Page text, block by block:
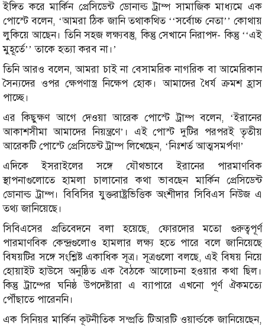
ইঙ্গিত করে মার্কিন প্রেসিডেন্ট ডোনাল্ড ট্রাম্প সামাজিক মাধ্যমে এক
পোস্টে বলেন, ‘আমরা ঠিক জানি তথাকথিত ‘‘সর্বোচ্চ নেতা’’ কোথায়
লুকিয়ে আছেন। তিনি সহজ লক্ষ্যবস্তু, কিন্তু সেখানে নিরাপদ- কিন্তু ‘‘এই
মুহূর্তে’’ তাকে হত্যা করব না।’
তিনি আরও বলেন, আমরা চাই না বেসামরিক নাগরিক বা আমেরিকান
সৈন্যদের ওপর ক্ষেপণাস্ত্র নিক্ষেপ হোক। আমাদের ধৈর্য ক্রমশ হ্রাস
পাচ্ছে।
এর কিছুক্ষণ আগে দেওয়া আরেক পোস্টে ট্রাম্প বলেন, ‘ইরানের
আকাশসীমা আমাদের নিয়ন্ত্রণে’। এই পোস্ট দুটির পরপরই তৃতীয়
আরেকটি পোস্টে প্রেসিডেন্ট ট্রাম্প লিখেছেন, ‘নিঃশর্ত আত্মসমর্পণ!’
এদিকে ইসরাইলের সঙ্গে যৌথভাবে ইরানের পারমাণবিক
স্থাপনাগুলোতে হামলা চালানোর কথা ভাবছেন মার্কিন প্রেসিডেন্ট
ডোনাল্ড ট্রাম্প। বিবিসির যুক্তরাষ্ট্রভিত্তিক অংশীদার সিবিএস নিউজ এ
তথ্য জানিয়েছে।
সিবিএসের প্রতিবেদনে বলা হয়েছে, ফোরদোর মতো গুরুত্বপূর্ণ
পারমাণবিক কেন্দ্রগুলোও হামলার লক্ষ্য হতে পারে বলে জানিয়েছে
বিষয়টির সঙ্গে সংশ্লিষ্ট একাধিক সূত্র। সূত্রগুলো বলছে, এই বিষয় নিয়ে
হোয়াইট হাউসে অনুষ্ঠিত এক বৈঠকে আলোচনা হওয়ার কথা ছিল।
কিন্তু ট্রাম্পের ঘনিষ্ঠ উপদেষ্টারা এ ব্যাপারে এখনো পূর্ণ ঐকমত্যে
পৌঁছাতে পারেননি।
এক সিনিয়র মার্কিন কূটনীতিক সম্প্রতি টিআরটি ওয়ার্ল্ডকে জানিয়েছেন,